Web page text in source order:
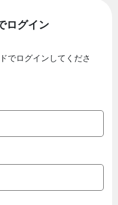
ログイン
でログインしてくださ